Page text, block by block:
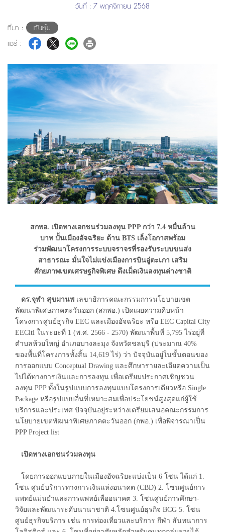
วันที่ : 7 พฤศจิกายน 2568
ที่มา :
ทันหุ้น
แชร์ :
สกพอ. เปิดทางเอกชนร่วมลงทุน PPP กว่า 7.4 หมื่นล้าน
บาท ปั้นเมืองอัจฉริยะ ด้าน BTS เล็งโอกาสพร้อม
ร่วมพัฒนาโครงการระบบจราจรที่รองรับระบบขนส่ง
สาธารณะ มั่นใจไม่แข่งเมืองการบินอู่ตะเภา เสริม
ศักยภาพเขตเศรษฐกิจพิเศษ ดึงเม็ดเงินลงทุนต่างชาติ
ดร.จุฬา สุขมานพ เลขาธิการคณะกรรมการนโยบายเขต
พัฒนาพิเศษภาคตะวันออก (สกพอ.) เปิดเผยความคืบหน้า
โครงการศูนย์ธุรกิจ EEC และเมืองอัจฉริยะ หรือ EEC Capital City
EECiti ในระยะที่ 1 (พ.ศ. 2566 - 2570) พัฒนาพื้นที่ 5,795 ไร่อยู่ที่
ตำบลห้วยใหญ่ อำเภอบางละมุง จังหวัดชลบุรี (ประมาณ 40%
ของพื้นที่โครงการทั้งสิ้น 14,619 ไร่) ว่า ปัจจุบันอยู่ในขั้นตอนของ
การออกแบบ Conceptual Drawing และศึกษารายละเอียดความเป็น
ไปได้ทางการเงินและการลงทุน เพื่อเตรียมประกาศเชิญชวน
ลงทุน PPP ทั้งในรูปแบบการลงทุนแบบโครงการเดียวหรือ Single
Package หรือรูปแบบอื่นที่เหมาะสมเพื่อประโยชน์สูงสุดแก่ผู้ใช้
บริการและประเทศ ปัจจุบันอยู่ระหว่างเตรียมเสนอคณะกรรมการ
นโยบายเขตพัฒนาพิเศษภาคตะวันออก (กพอ.) เพื่อพิจารณาเป็น
PPP Project list
เปิดทางเอกชนร่วมลงทุน
โดยการออกแบบภายในเมืองอัจฉริยะแบ่งเป็น 6 โซน ได้แก่ 1.
โซน ศูนย์บริการทางการเงินแห่งอนาคต (CBD) 2. โซนศูนย์การ
แพทย์แม่นยำและการแพทย์เพื่ออนาคต 3. โซนศูนย์การศึกษา-
วิจัยและพัฒนาระดับนานาชาติ 4.โซนศูนย์ธุรกิจ BCG 5. โซน
ศูนย์ธุรกิจบริการ เช่น การท่องเที่ยวและบริการ กีฬา สันทนาการ